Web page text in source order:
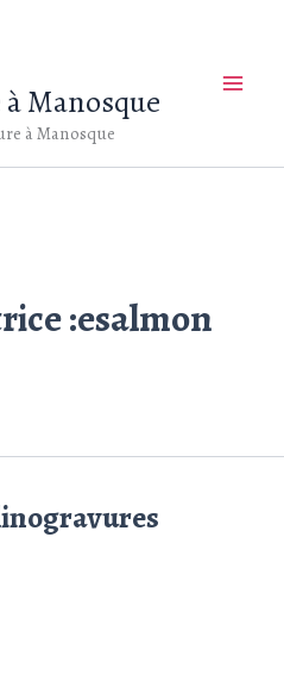
Manosque
à Manosque
:esalmon